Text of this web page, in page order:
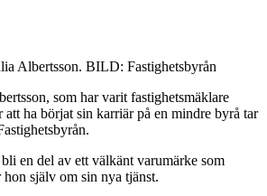
Albertsson. BILD: Fastighetsbyrån
som har varit fastighetsmäklare
ha börjat sin karriär på en mindre byrå tar
en del av ett välkänt varumärke som
själv om sin nya tjänst.